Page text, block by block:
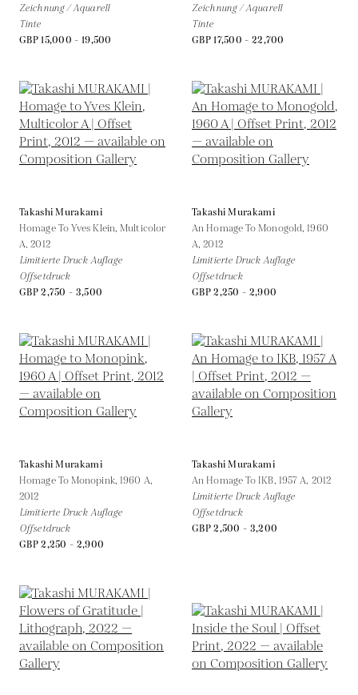
Zeichnung / Aquarell
Tinte
GBP 15,000 - 19,500
Zeichnung / Aquarell
Tinte
GBP 17,500 - 22,700
Takashi Murakami
Homage To Yves Klein, Multicolor
A,2012
Limitierte Druck Auflage
Offsetdruck
GBP 2,750 - 3,500
Takashi Murakami
An Homage To Monogold, 1960
A,2012
Limitierte Druck Auflage
Offsetdruck
GBP 2,250 - 2,900
Takashi Murakami
Homage To Monopink, 1960 A,
2012
Limitierte Druck Auflage
Offsetdruck
GBP 2,250 - 2,900
Takashi Murakami
An Homage To IKB, 1957 A, 2012
Limitierte Druck Auflage
Offsetdruck
GBP 2,500 - 3,200